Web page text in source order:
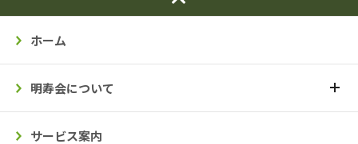
ホーム
明寿会について
サービス案内